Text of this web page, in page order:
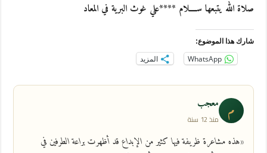
صلاة الله يتبعها ســــلام ****علي غوث البرية في المعاد
شارك هذا الموضوع:
WhatsApp المزيد
م معجب
منذ 12 سنة
«هذه مشاعرة ظريفة فيها كثير من الإبداع قد أظهرت براعة الطرفين في